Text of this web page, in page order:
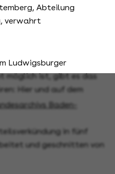
Abteilung
verwahrt
Ludwigsburger
möglich ist, gibt es das
Hier und auf dem
Baden-
in fünf
und geschnitten von